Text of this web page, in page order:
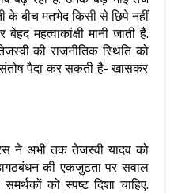
के बीच मतभेद किसी से छिपे नहीं
महत्वाकांक्षी मानी जाती हैं.
की राजनीतिक स्थिति को
पैदा कर सकती है- खासकर
ने अभी तक तेजस्वी यादव को
की एकजुटता पर सवाल
को स्पष्ट दिशा चाहिए.